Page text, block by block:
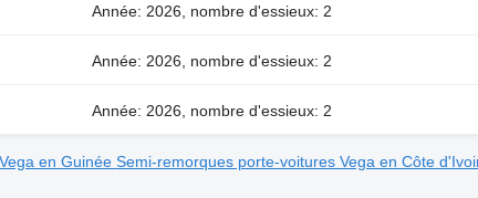
Année: 2026, nombre d'essieux: 2
Année: 2026, nombre d'essieux: 2
Année: 2026, nombre d'essieux: 2
en Guinée Semi-remorques porte-voitures Vega en Côte